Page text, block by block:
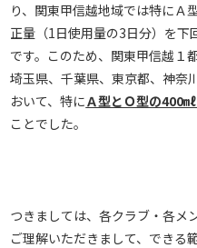
り、関東甲信越地域では特にＡ
正量（1日使用量の3日分）を下
です。このため、関東甲信越１
埼玉県、千葉県、東京都、神奈
おいて、特にＡ型とＯ型の400
ことでした。
つきましては、各クラブ・各メ
ご理解いただきまして、できる